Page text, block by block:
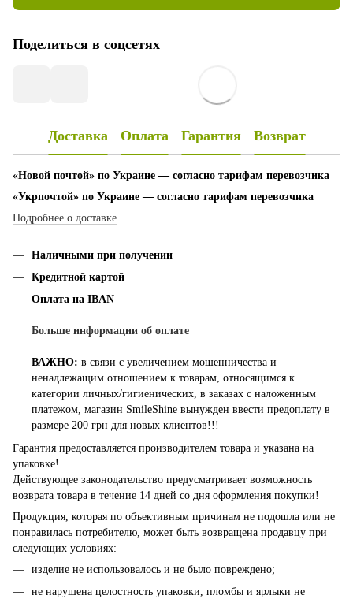
Поделиться в соцсетях
Доставка Оплата Гарантия Возврат
«Новой почтой» по Украине — согласно тарифам перевозчика
«Укрпочтой» по Украине — согласно тарифам перевозчика
Подробнее о доставке
Наличными при получении
Кредитной картой
Оплата на IBAN
Больше информации об оплате
ВАЖНО: в связи с увеличением мошенничества и
ненадлежащим отношением к товарам, относящимся к
категории личных/гигиенических, в заказах с наложенным
платежом, магазин SmileShine вынужден ввести предоплату в
размере 200 грн для новых клиентов!!!
Гарантия предоставляется производителем товара и указана на
упаковке!
Действующее законодательство предусматривает возможность
возврата товара в течение 14 дней со дня оформления покупки!
Продукция, которая по объективным причинам не подошла или не
понравилась потребителю, может быть возвращена продавцу при
следующих условиях:
изделие не использовалось и не было повреждено;
не нарушена целостность упаковки, пломбы и ярлыки не